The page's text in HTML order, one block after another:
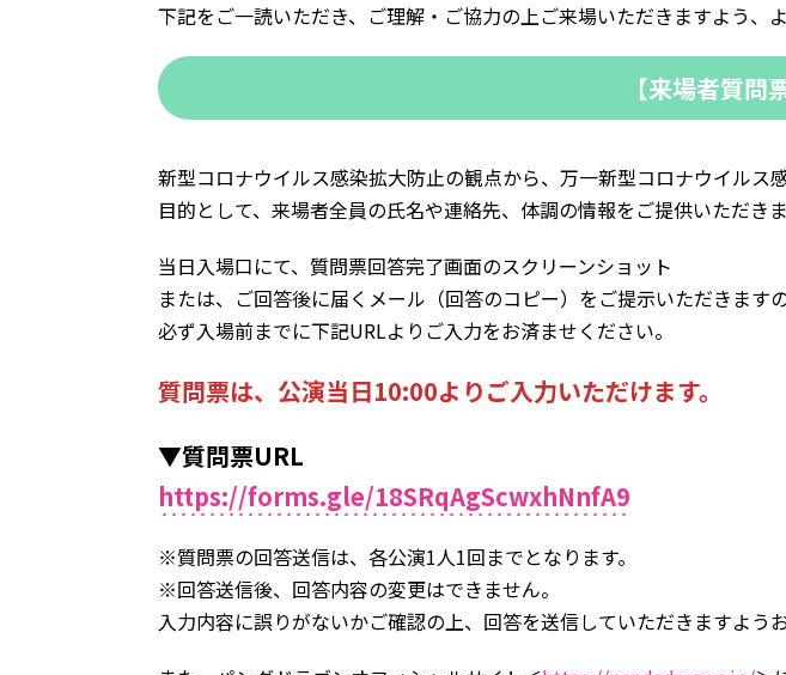
下記をご一読いただき、ご理解・ご協力の上ご来場いただきますよう、
【来場者質問
新型コロナウイルス感染拡大防止の観点から、万一新型コロナウイル
目的として、来場者全員の氏名や連絡先、体調の情報をご提供いただきま
当日入場口にて、質問票回答完了画面のスクリーンショット
または、ご回答後に届くメール（回答のコピー）をご提示いただきますの
必ず入場前までに下記URLよりご入力をお済ませください。
質問票は、公演当日10:00よりご入力いただけます。
▼質問票URL
https://forms.gle/18SRqAgScwxhNnfA9
※質問票の回答送信は、各公演1人1回までとなります。
※回答送信後、回答内容の変更はできません。
入力内容に誤りがないかご確認の上、回答を送信していただきますようお